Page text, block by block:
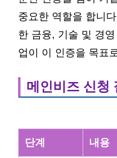
중요한 역할을 합니
한 금융, 기술 및 경
업이 이 인증을 목표
메인비즈 신청
단계 내용